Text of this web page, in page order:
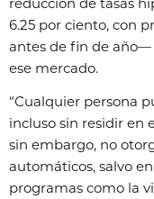
reducción de tasas
6.25 por ciento, con
antes de fin de año—
ese mercado.
“Cualquier persona
incluso sin residir en
sin embargo, no
automáticos, salvo
programas como la